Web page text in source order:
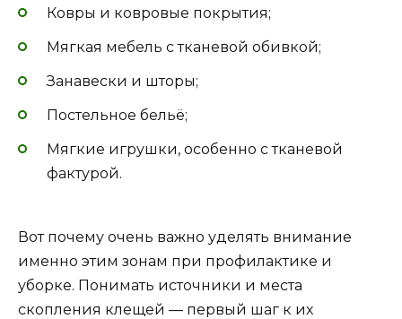
Ковры и ковровые покрытия;
Мягкая мебель с тканевой обивкой;
Занавески и шторы;
Постельное бельё;
Мягкие игрушки, особенно с тканевой
фактурой.
Вот почему очень важно уделять внимание
именно этим зонам при профилактике и
уборке. Понимать источники и места
скопления клещей — первый шаг к их